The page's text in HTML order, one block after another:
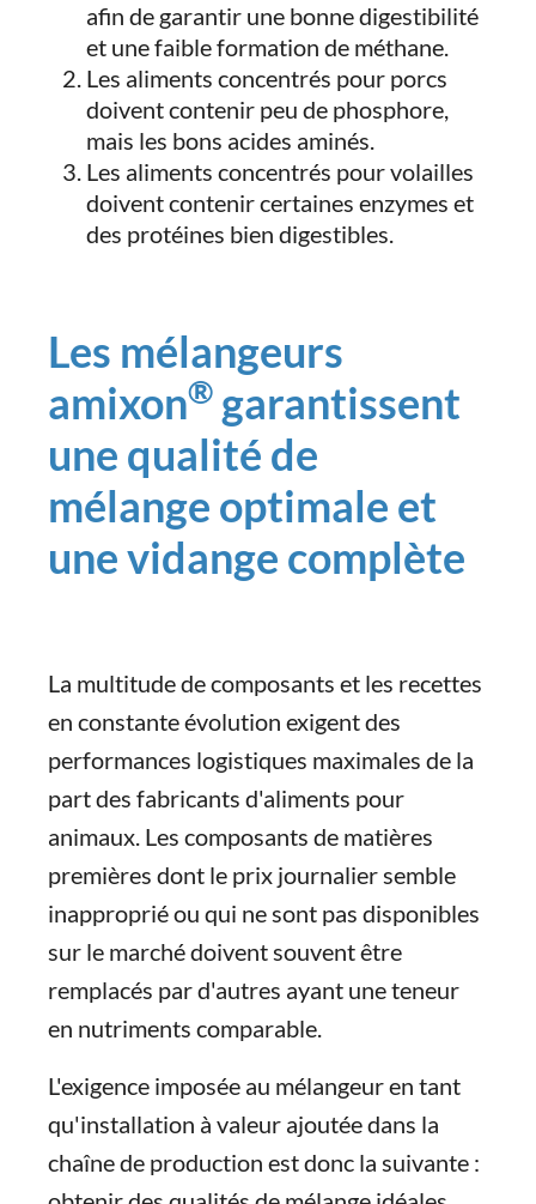
afin de garantir une bonne digestibilité
et une faible formation de méthane.
Les aliments concentrés pour porcs
doivent contenir peu de phosphore,
mais les bons acides aminés.
Les aliments concentrés pour volailles
doivent contenir certaines enzymes et
des protéines bien digestibles.
Les mélangeurs
amixon® garantissent
une qualité de
mélange optimale et
une vidange complète
La multitude de composants et les recettes
en constante évolution exigent des
performances logistiques maximales de la
part des fabricants d'aliments pour
animaux. Les composants de matières
premières dont le prix journalier semble
inapproprié ou qui ne sont pas disponibles
sur le marché doivent souvent être
remplacés par d'autres ayant une teneur
en nutriments comparable.
L'exigence imposée au mélangeur en tant
qu'installation à valeur ajoutée dans la
chaîne de production est donc la suivante :